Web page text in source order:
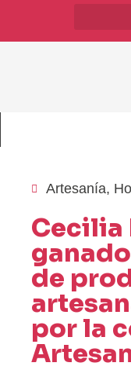
Artesanía,
Cecilia
de
por la